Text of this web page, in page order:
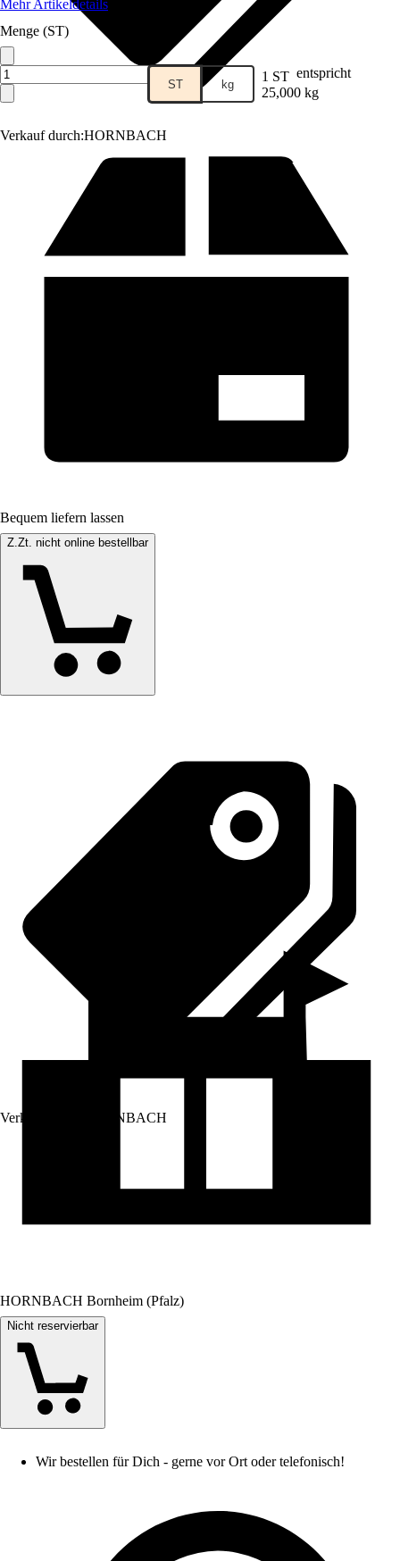
Verkauf durch:HORNBACH
Mehr Artikeldetails
Menge (ST)
ST kg 1 ST entspricht
25,000 kg
Bequem liefern lassen
Z.Zt. nicht online bestellbar
Verkauf durch: HORNBACH
HORNBACH Bornheim (Pfalz)
Nicht reservierbar
Wir bestellen für Dich - gerne vor Ort oder telefonisch!